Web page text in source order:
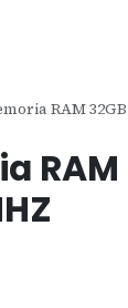
RAM
RAM